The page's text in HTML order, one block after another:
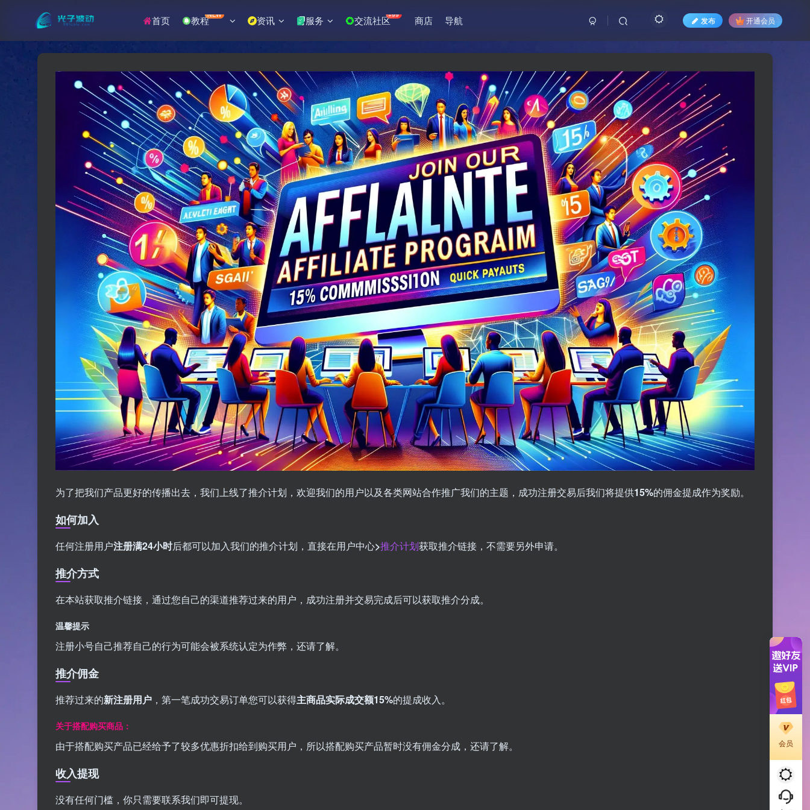
首页 教程NEW 资讯 服务 交流社区+99 商店 导航 发布 开通会员
为了把我们产品更好的传播出去，我们上线了推介计划，欢迎我们的用户以及各类网站合作推广我们的主题，成功注册交易后我们将提供15%的佣金提成作为奖励。
如何加入
任何注册用户注册满24小时后都可以加入我们的推介计划，直接在用户中心>推介计划获取推介链接，不需要另外申请。
推介方式
在本站获取推介链接，通过您自己的渠道推荐过来的用户，成功注册并交易完成后可以获取推介分成。
温馨提示
注册小号自己推荐自己的行为可能会被系统认定为作弊，还请了解。
推介佣金
推荐过来的新注册用户 ，第一笔成功交易订单您可以获得主商品实际成交额15%的提成收入。
关于搭配购买商品：
由于搭配购买产品已经给予了较多优惠折扣给到购买用户，所以搭配购买产品暂时没有佣金分成，还请了解。
收入提现
没有任何门槛，你只需要联系我们即可提现。
会员